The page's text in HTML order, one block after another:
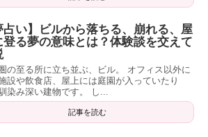
占い】ビルから落ちる、崩れる、屋
登る夢の意味とは？体験談を交えて
の至る所に立ち並ぶ、ビル。 オフィス以外に
設や飲食店、屋上には庭園が入っていたり
染み深い建物です。 し...
記事を読む